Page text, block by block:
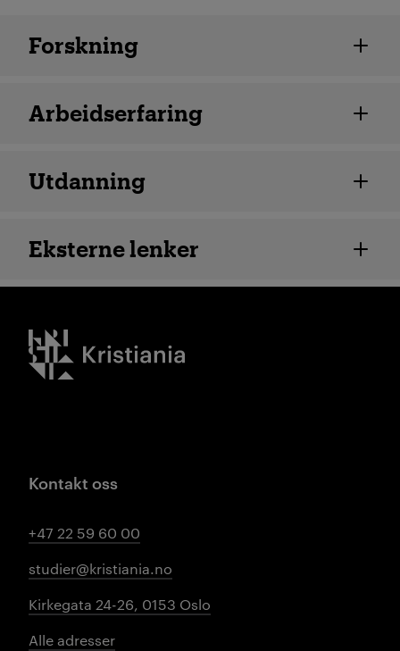
Ansatte detaljer
Forskning
Arbeidserfaring
Utdanning
Eksterne lenker
Kristiania logo
Kontakt oss
+47 22 59 60 00
studier@kristiania.no
Kirkegata 24-26, 0153 Oslo
Alle adresser